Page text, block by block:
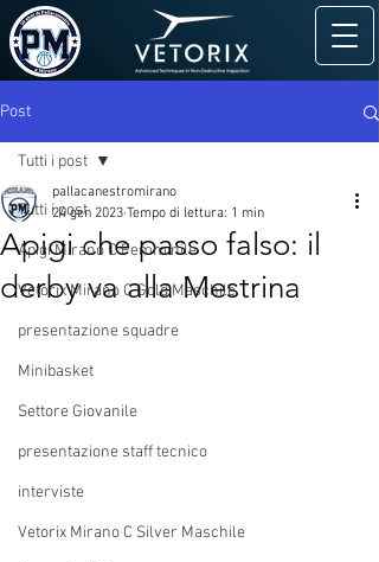
Post
Tutti i post
Apigi Mirano C Femminile
Vetorix Mirano C Gold Maschile
presentazione squadre
Minibasket
Settore Giovanile
presentazione staff tecnico
interviste
Vetorix Mirano C Silver Maschile
Tutti i post
Apigi che passo falso: il
derby va alla Mestrina
pallacanestromirano
24 gen 2023 Tempo di lettura: 1 min